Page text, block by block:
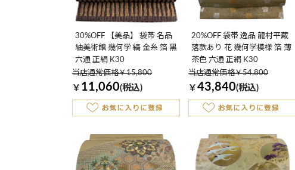
30%OFF 【美品】 袋帯 名品
紬美術館 幾何学 縞 金糸 箔 黒
六通 正絹 K30
当店通常価格￥15,800
￥ 11,060(税込)
20%OFF 袋帯 逸品 龍村平蔵
落款あり 花 幾何学模様 箔 薄
茶色 六通 正絹 K30
当店通常価格￥54,800
￥ 43,840(税込)